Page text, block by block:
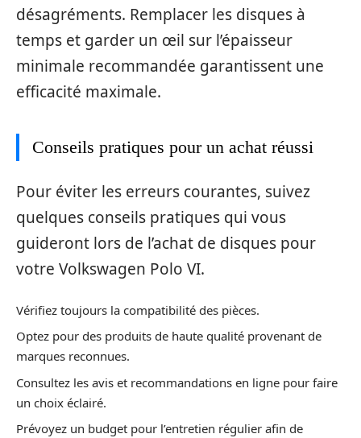
désagréments. Remplacer les disques à
temps et garder un œil sur l’épaisseur
minimale recommandée garantissent une
efficacité maximale.
Conseils pratiques pour un achat réussi
Pour éviter les erreurs courantes, suivez
quelques conseils pratiques qui vous
guideront lors de l’achat de disques pour
votre Volkswagen Polo VI.
Vérifiez toujours la compatibilité des pièces.
Optez pour des produits de haute qualité provenant de
marques reconnues.
Consultez les avis et recommandations en ligne pour faire
un choix éclairé.
Prévoyez un budget pour l’entretien régulier afin de